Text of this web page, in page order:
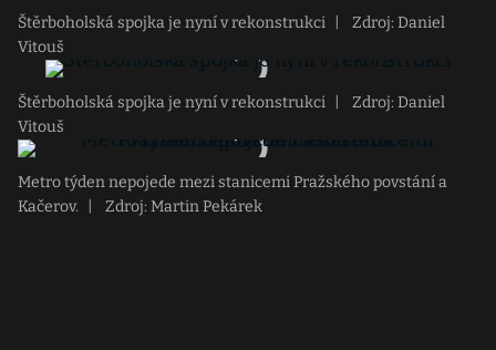
Štěrboholská spojka je nyní v rekonstrukci
Zdroj: Daniel
Vitouš
Štěrboholská spojka je nyní v rekonstrukci
Zdroj: Daniel
Vitouš
Metro týden nepojede mezi stanicemi Pražského povstání a
Kačerov.
Zdroj: Martin Pekárek